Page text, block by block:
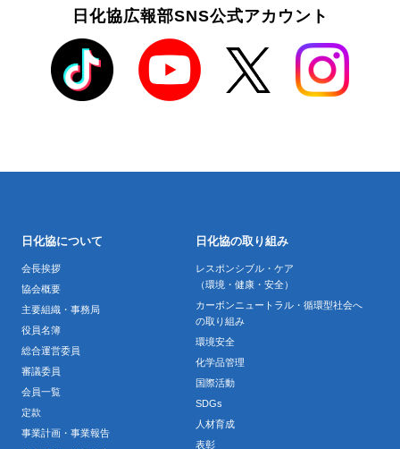
日化協広報部SNS公式アカウント
日化協について
会長挨拶
協会概要
主要組織・事務局
役員名簿
総合運営委員
審議委員
会員一覧
定款
事業計画・事業報告
日化協の取り組み
レスポンシブル・ケア
（環境・健康・安全）
カーボンニュートラル・循環型社会へ
の取り組み
環境安全
化学品管理
国際活動
SDGs
人材育成
表彰